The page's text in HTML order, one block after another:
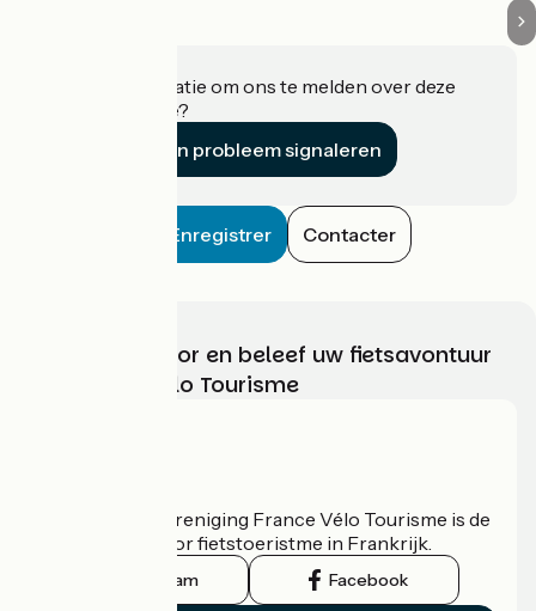
Heeft u informatie om ons te melden over deze
accommodatie?
Een probleem signaleren
Enregistrer Contacter
Kies, bereid voor en beleef uw fietsavontuur
met France Vélo Tourisme
De nationale vereniging France Vélo Tourisme is de
officiële gids voor fietstoeristme in Frankrijk.
Instagram Facebook